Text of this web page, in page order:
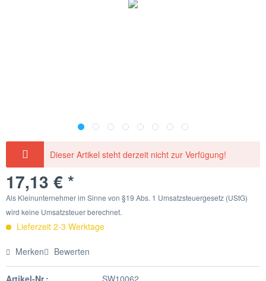
Dieser Artikel steht derzeit nicht zur Verfügung!
17,13 € *
Als Kleinunternehmer im Sinne von §19 Abs. 1 Umsatzsteuergesetz (UStG)
wird keine Umsatzsteuer berechnet.
Lieferzeit 2-3 Werktage
Merken Bewerten
Artikel-Nr.: SW10062